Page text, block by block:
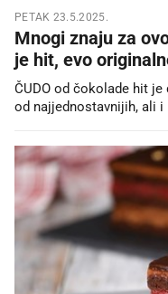
PETAK 23.5.2025.
Mnogi znaju za
je hit, evo
ČUDO od čokolade hit
od najjednostavnijih, ali